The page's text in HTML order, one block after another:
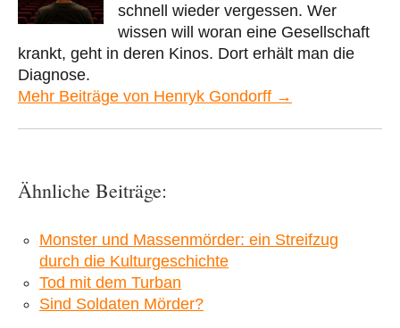
schnell wieder vergessen. Wer
wissen will woran eine Gesellschaft
krankt, geht in deren Kinos. Dort erhält man die
Diagnose.
Mehr Beiträge von Henryk Gondorff →
Ähnliche Beiträge:
Monster und Massenmörder: ein Streifzug
durch die Kulturgeschichte
Tod mit dem Turban
Sind Soldaten Mörder?